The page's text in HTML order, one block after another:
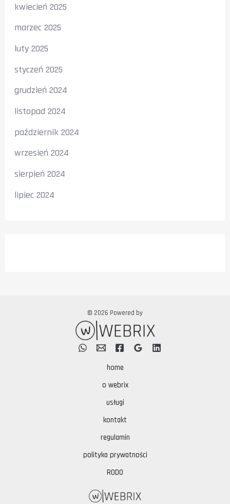
kwiecień 2025
marzec 2025
luty 2025
styczeń 2025
grudzień 2024
listopad 2024
październik 2024
wrzesień 2024
sierpień 2024
lipiec 2024
© 2026 Powered by
home
o webrix
usługi
kontakt
regulamin
polityka prywatności
RODO